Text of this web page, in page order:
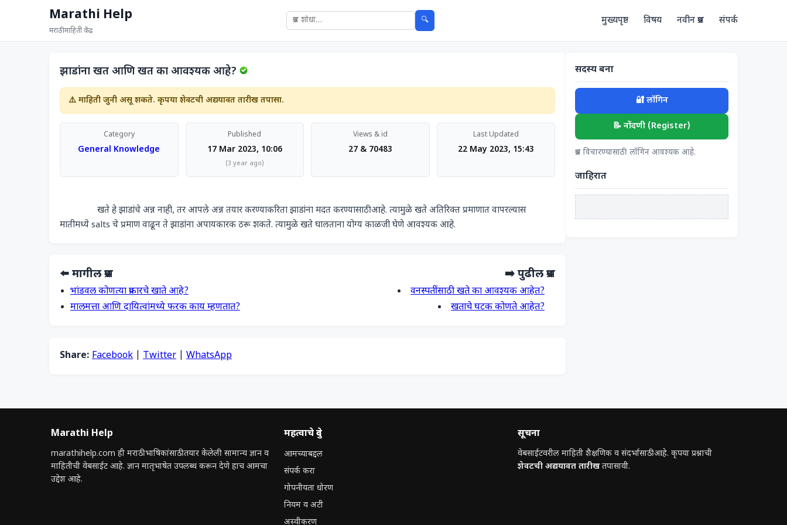
Marathi Help
मराठी माहिती केंद्र
🔍 मुख्यपृष्ठ विषय नवीन प्रश्न संपर्क
झाडांना खत आणि खत का आवश्यक आहे?
⚠️ माहिती जुनी असू शकते. कृपया शेवटची अद्ययावत तारीख तपासा.
Category
General Knowledge
Published
17 Mar 2023, 10:06
(3 year ago)
Views & id
27 & 70483
Last Updated
22 May 2023, 15:43
मातीमध्ये salts चे प्रमाण वाढून ते झाडांना अपायकारक ठरू शकते. त्यामुळे खते घालताना योग्य काळजी घेणे आवश्यक आहे.
⬅️ मागील प्रश्न
भांडवल कोणत्या प्रकारचे खाते आहे?
मालमत्ता आणि दायित्वांमध्ये फरक काय म्हणतात?
➡️ पुढील प्रश्न
वनस्पतींसाठी खते का आवश्यक आहेत?
खताचे घटक कोणते आहेत?
Share: Facebook Twitter WhatsApp
सदस्य बना
🔐 लॉगिन
📝 नोंदणी (Register)
प्रश्न विचारण्यासाठी लॉगिन आवश्यक आहे.
जाहिरात
Marathi Help
marathihelp.com ही मराठी भाषिकांसाठी तयार केलेली सामान्य ज्ञान व
माहितीची वेबसाईट आहे. ज्ञान मातृभाषेत उपलब्ध करून देणे हाच आमचा
उद्देश आहे.
महत्वाचे दुवे
आमच्याबद्दल
संपर्क करा
गोपनीयता धोरण
नियम व अटी
अस्वीकरण
सूचना
वेबसाईटवरील माहिती शैक्षणिक व संदर्भासाठी आहे. कृपया प्रश्नाची
शेवटची अद्ययावत तारीखतपासावी.